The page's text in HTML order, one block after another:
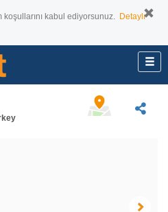
kabul ediyorsunuz. Detaylı